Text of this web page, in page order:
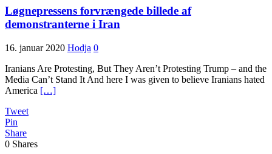
Løgnepressens forvrængede billede af
demonstranterne i Iran
16. januar 2020 Hodja 0
Iranians Are Protesting, But They Aren’t Protesting Trump – and the
Media Can’t Stand It And here I was given to believe Iranians hated
America […]
Tweet
Pin
Share
0 Shares